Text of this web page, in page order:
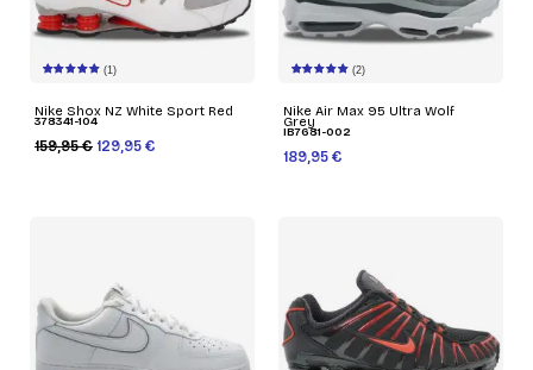
(1)
Nike Shox NZ White Sport Red
378341-104
159,95 € 129,95 €
(2)
Nike Air Max 95 Ultra Wolf
Grey
IB7681-002
189,95 €